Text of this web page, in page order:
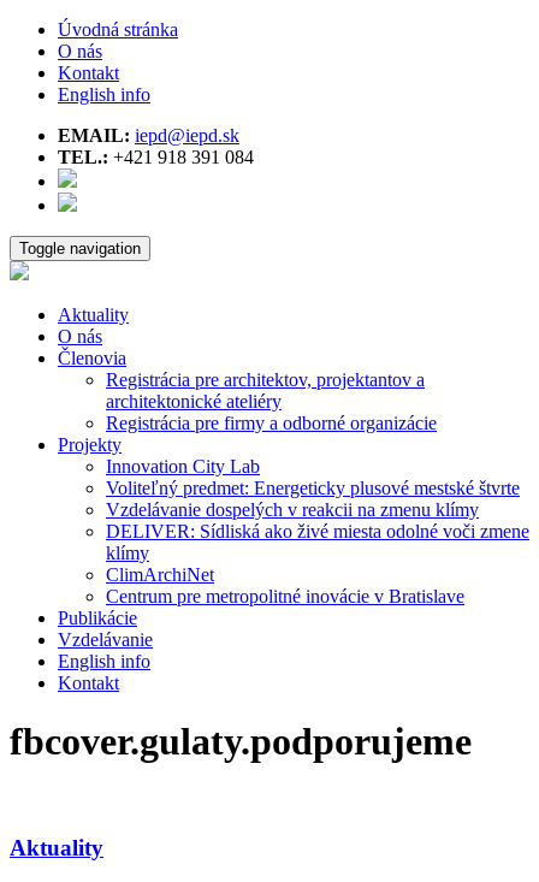
Úvodná stránka
O nás
Kontakt
English info
EMAIL: iepd@iepd.sk
TEL.: +421 918 391 084
Toggle navigation
Aktuality
O nás
Členovia
Registrácia pre architektov, projektantov a
architektonické ateliéry
Registrácia pre firmy a odborné organizácie
Projekty
Innovation City Lab
Voliteľný predmet: Energeticky plusové mestské štvrte
Vzdelávanie dospelých v reakcii na zmenu klímy
DELIVER: Sídliská ako živé miesta odolné voči zmene
klímy
ClimArchiNet
Centrum pre metropolitné inovácie v Bratislave
Publikácie
Vzdelávanie
English info
Kontakt
fbcover.gulaty.podporujeme
Aktuality